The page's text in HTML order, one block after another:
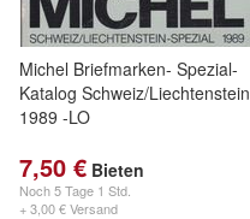
Michel Briefmarken- Spezial-
Katalog Schweiz/Liechtenstein
1989 -LO
7,50 € Bieten
Noch5 Tage 1 Std.
+ 3,00 € Versand